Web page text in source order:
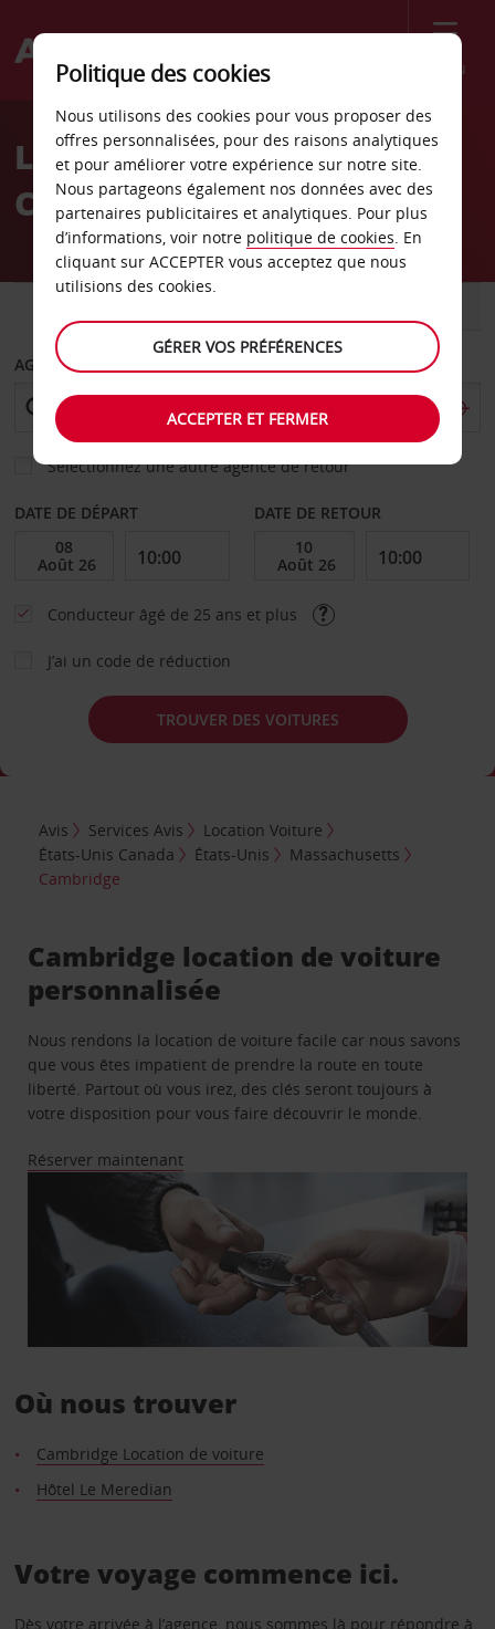
Menu
Welcome
AvisLocation de voiture
Cambridge
AGENCE DE DÉPART
Sélectionnez une autre agence de retour
DATE DE DÉPART DATE DE RETOUR
Conducteur âgé de 25 ans et plus
J’ai un code de réduction
TROUVER DES VOITURES
Avis Services Avis
Location Voiture
États-Unis Canada
États-Unis
Massachusetts
Cambridge
Cambridge location de voiture
personnalisée
Nous rendons la location de voiture facile car nous savons
que vous êtes impatient de prendre la route en toute
liberté. Partout où vous irez, des clés seront toujours à
votre disposition pour vous faire découvrir le monde.
Réserver maintenant
Où nous trouver
Cambridge Location de voiture
Hôtel Le Meredian
Votre voyage commence ici.
Dès votre arrivée à l’agence, nous sommes là pour répondre à
Politique des cookies
Nous utilisons des cookies pour vous proposer des
offres personnalisées, pour des raisons analytiques
et pour améliorer votre expérience sur notre site.
Nous partageons également nos données avec des
partenaires publicitaires et analytiques. Pour plus
d’informations, voir notre politique de cookies. En
cliquant sur ACCEPTER vous acceptez que nous
utilisions des cookies.
GÉRER VOS PRÉFÉRENCES
ACCEPTER ET FERMER